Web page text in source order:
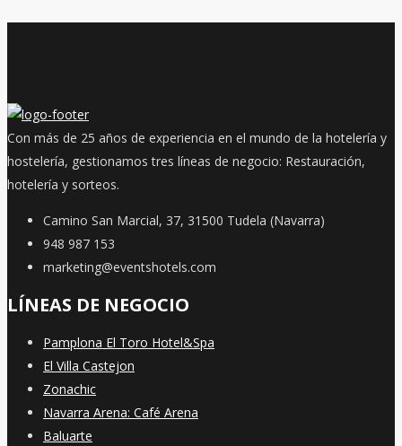
Con más de 25 años de experiencia en el mundo de la hotelería y
hostelería, gestionamos tres líneas de negocio: Restauración,
hotelería y sorteos.
Camino San Marcial, 37, 31500 Tudela (Navarra)
948 987 153
marketing@eventshotels.com
LÍNEAS DE NEGOCIO
Pamplona El Toro Hotel&Spa
El Villa Castejon
Zonachic
Navarra Arena: Café Arena
Baluarte